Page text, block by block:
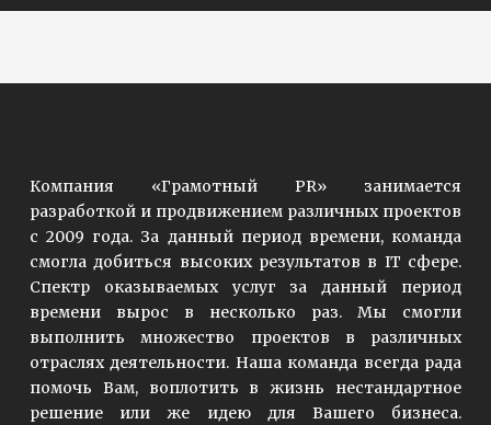
Компания «Грамотный PR» занимается
разработкой и продвижением различных проектов
с 2009 года. За данный период времени, команда
смогла добиться высоких результатов в IT сфере.
Спектр оказываемых услуг за данный период
времени вырос в несколько раз. Мы смогли
выполнить множество проектов в различных
отраслях деятельности. Наша команда всегда рада
помочь Вам, воплотить в жизнь нестандартное
решение или же идею для Вашего бизнеса.